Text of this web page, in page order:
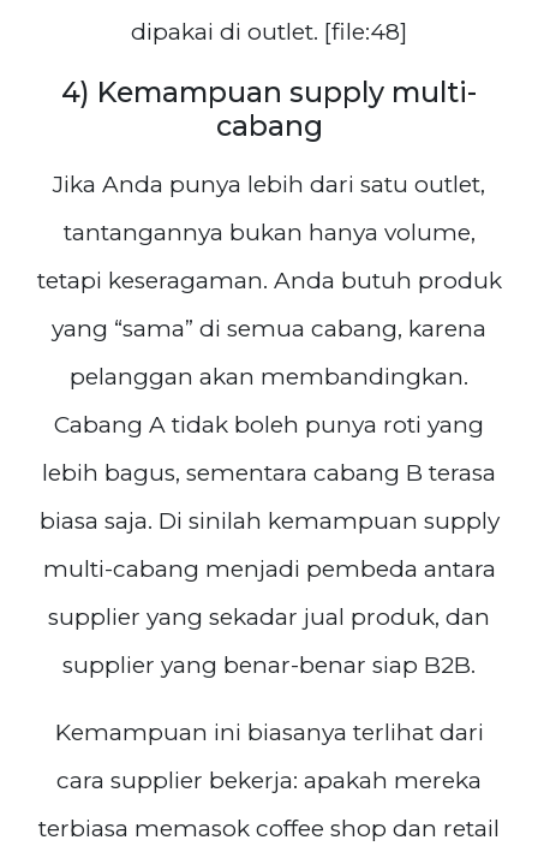
dipakai di outlet. [file:48]
4) Kemampuan supply multi-
cabang
Jika Anda punya lebih dari satu outlet,
tantangannya bukan hanya volume,
tetapi keseragaman. Anda butuh produk
yang “sama” di semua cabang, karena
pelanggan akan membandingkan.
Cabang A tidak boleh punya roti yang
lebih bagus, sementara cabang B terasa
biasa saja. Di sinilah kemampuan supply
multi-cabang menjadi pembeda antara
supplier yang sekadar jual produk, dan
supplier yang benar-benar siap B2B.
Kemampuan ini biasanya terlihat dari
cara supplier bekerja: apakah mereka
terbiasa memasok coffee shop dan retail